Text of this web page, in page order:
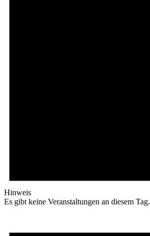
Hinweis
Es gibt keine Veranstaltungen an diesem Tag.